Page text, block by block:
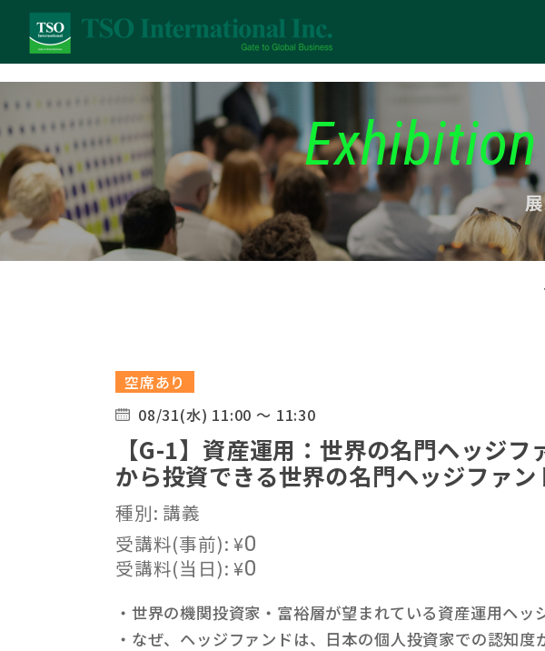
空席あり
08/31(水) 11:00 ～ 11:30
【G-1】資産運用：世界の名門ヘッジ
から投資できる世界の名門ヘッジファン
種別: 講義
受講料(事前):¥0
受講料(当日):¥0
・世界の機関投資家・富裕層が望まれている資産運用ヘッ
・なぜ、ヘッジファンドは、日本の個人投資家での認知度